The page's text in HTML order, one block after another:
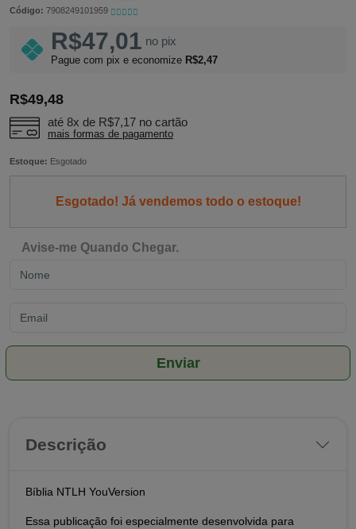
Código: 7908249101959
R$47,01 no pix
Pague com pix e economize R$2,47
R$49,48
até 8x de R$7,17 no cartão
mais formas de pagamento
Estoque: Esgotado
Esgotado! Já vendemos todo o estoque!
Avise-me Quando Chegar.
Enviar
Descrição
Bíblia NTLH YouVersion
Essa publicação foi especialmente desenvolvida para